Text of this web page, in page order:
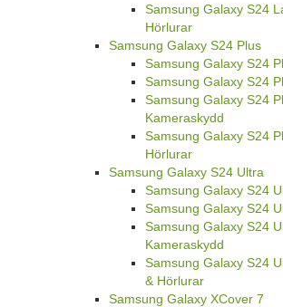
Samsung Galaxy S24
Hörlurar
Samsung Galaxy S24 Plus
Samsung Galaxy S24
Samsung Galaxy S24
Samsung Galaxy S24
Kameraskydd
Samsung Galaxy S24
Hörlurar
Samsung Galaxy S24 Ultra
Samsung Galaxy S24
Samsung Galaxy S24
Samsung Galaxy S24
Kameraskydd
Samsung Galaxy S24
& Hörlurar
Samsung Galaxy XCover 7